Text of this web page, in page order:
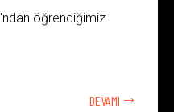
öğrendiğimiz
DEVAMI